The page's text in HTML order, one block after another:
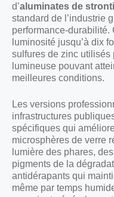
d’aluminates de
standard de l’industrie
performance-durabilité.
luminosité jusqu’à dix
sulfures de zinc utilisés
lumineuse pouvant
meilleures conditions.
Les versions
infrastructures
spécifiques qui
microsphères de verre
lumière des phares,
pigments de la
antidérapants qui
même par temps